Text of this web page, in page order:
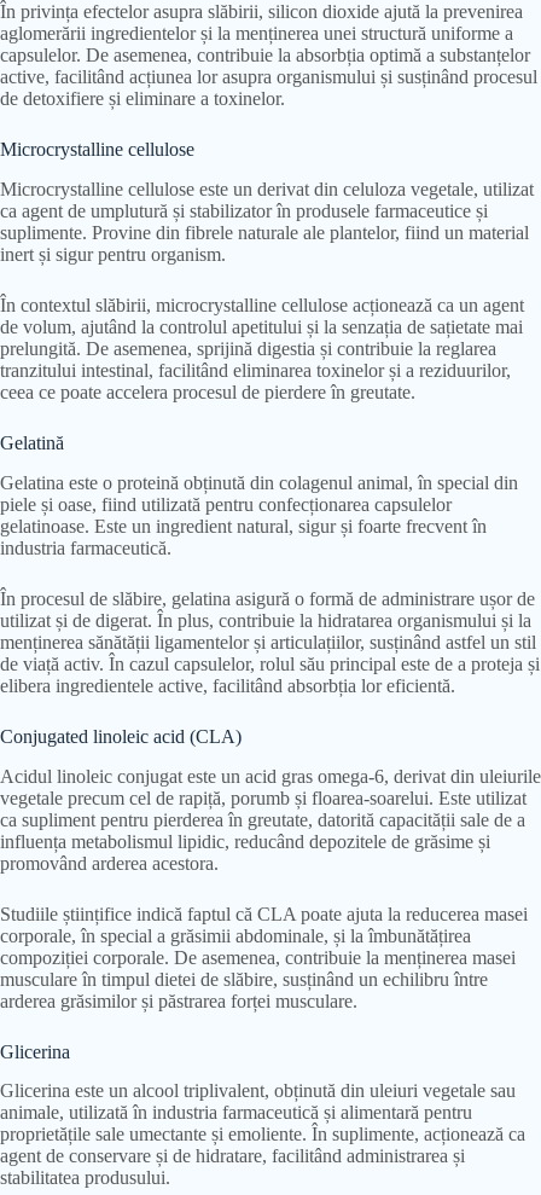
În privința efectelor asupra slăbirii, silicon dioxide ajută la prevenirea
aglomerării ingredientelor și la menținerea unei structură uniforme a
capsulelor. De asemenea, contribuie la absorbția optimă a substanțelor
active, facilitând acțiunea lor asupra organismului și susținând procesul
de detoxifiere și eliminare a toxinelor.
Microcrystalline cellulose
Microcrystalline cellulose este un derivat din celuloza vegetale, utilizat
ca agent de umplutură și stabilizator în produsele farmaceutice și
suplimente. Provine din fibrele naturale ale plantelor, fiind un material
inert și sigur pentru organism.
În contextul slăbirii, microcrystalline cellulose acționează ca un agent
de volum, ajutând la controlul apetitului și la senzația de sațietate mai
prelungită. De asemenea, sprijină digestia și contribuie la reglarea
tranzitului intestinal, facilitând eliminarea toxinelor și a reziduurilor,
ceea ce poate accelera procesul de pierdere în greutate.
Gelatină
Gelatina este o proteină obținută din colagenul animal, în special din
piele și oase, fiind utilizată pentru confecționarea capsulelor
gelatinoase. Este un ingredient natural, sigur și foarte frecvent în
industria farmaceutică.
În procesul de slăbire, gelatina asigură o formă de administrare ușor de
utilizat și de digerat. În plus, contribuie la hidratarea organismului și la
menținerea sănătății ligamentelor și articulațiilor, susținând astfel un stil
de viață activ. În cazul capsulelor, rolul său principal este de a proteja și
elibera ingredientele active, facilitând absorbția lor eficientă.
Conjugated linoleic acid (CLA)
Acidul linoleic conjugat este un acid gras omega-6, derivat din uleiurile
vegetale precum cel de rapiță, porumb și floarea-soarelui. Este utilizat
ca supliment pentru pierderea în greutate, datorită capacității sale de a
influența metabolismul lipidic, reducând depozitele de grăsime și
promovând arderea acestora.
Studiile științifice indică faptul că CLA poate ajuta la reducerea masei
corporale, în special a grăsimii abdominale, și la îmbunătățirea
compoziției corporale. De asemenea, contribuie la menținerea masei
musculare în timpul dietei de slăbire, susținând un echilibru între
arderea grăsimilor și păstrarea forței musculare.
Glicerina
Glicerina este un alcool triplivalent, obținută din uleiuri vegetale sau
animale, utilizată în industria farmaceutică și alimentară pentru
proprietățile sale umectante și emoliente. În suplimente, acționează ca
agent de conservare și de hidratare, facilitând administrarea și
stabilitatea produsului.